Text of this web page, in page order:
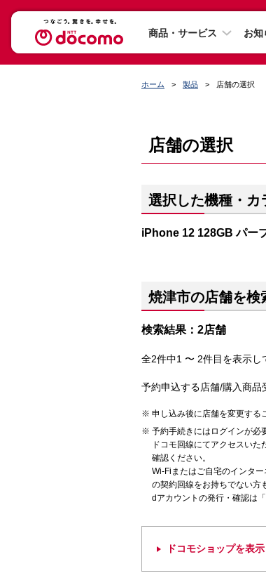
商品・サービス お知
ホーム 製品 店舗の選択
店舗の選択
選択した機種・カ
iPhone 12 128GB パー
焼津市の店舗を検
検索結果：2店舗
全2件中1 〜 2件目を表示し
予約申込する店舗/購入商品
申し込み後に店舗を変更する
予約手続きにはログインが必
ドコモ回線にてアクセスい
確認ください。
Wi-Fiまたはご自宅のインタ
の契約回線をお持ちでない方
dアカウントの発行・確認は「
ドコモショップを表示